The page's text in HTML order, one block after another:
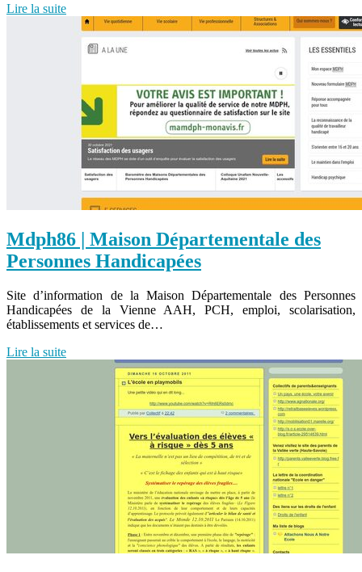
Lire la suite
Mdph86 | Maison Dépar­temen­ta­le des
Personnes Handicapées
Site d’information de la Maison Départementale des Personnes
Handicapées de la Vienne AAH, PCH, emploi, scolarisation,
établissements et services de…
Lire la suite